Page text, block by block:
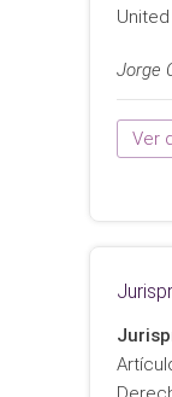
Jorge
Ver